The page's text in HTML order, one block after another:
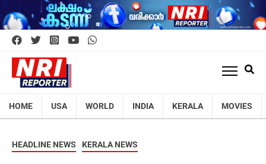
HOME USA WORLD INDIA KERALA MOVIES
HEADLINE NEWS KERALA NEWS